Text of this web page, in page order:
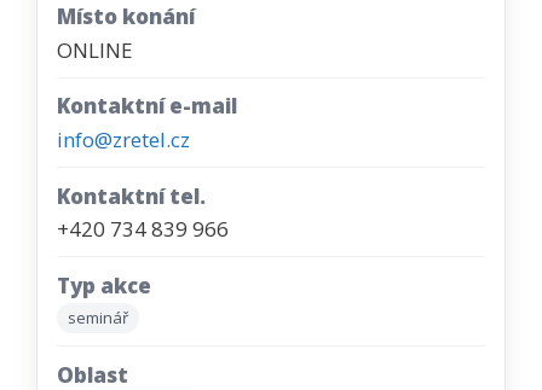
Místo konání
ONLINE
Kontaktní e-mail
info@zretel.cz
Kontaktní tel.
+420 734 839 966
Typ akce
seminář
Oblast